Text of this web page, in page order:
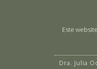
Este
Dra. Julia